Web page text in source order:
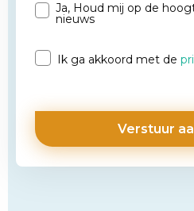
Nieuwsbrief
Ja, Houd mij op de
nieuws
Privacy
Ik ga akkoord met de